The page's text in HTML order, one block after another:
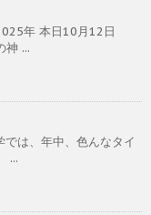
年 本日10月12日
神 ...
は、年中、色んなタイ
...